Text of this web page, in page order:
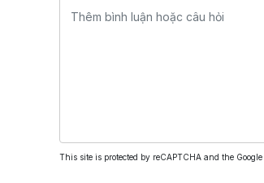
This site is protected by reCAPTCHA and the Google